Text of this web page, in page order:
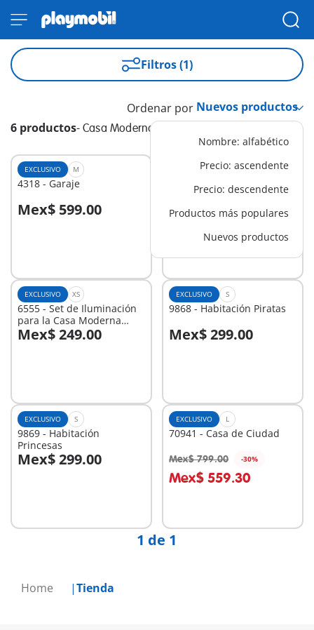
Home Tienda
Filtros (1)
6 productos- Casa Moderna
Ordenar por
Nombre: alfabético
Precio: ascendente
Precio: descendente
Productos más populares
Nuevos productos
EXCLUSIVO M
4318 - Garaje
Mex$ 599.00
A la cesta
EXCLUSIVO L
6554 - Extensión para la
Casa Moderna (9266)
Mex$ 749.00
A la cesta
EXCLUSIVO XS
6555 - Set de Iluminación
para la Casa Moderna
(9266)
Mex$ 249.00
A la cesta
EXCLUSIVO S
9868 - Habitación Piratas
Mex$ 299.00
A la cesta
EXCLUSIVO S
9869 - Habitación
Princesas
Mex$ 299.00
A la cesta
EXCLUSIVO L
70941 - Casa de Ciudad
Mex$ 799.00 -30%
Mex$ 559.30
A la cesta
1 de 1